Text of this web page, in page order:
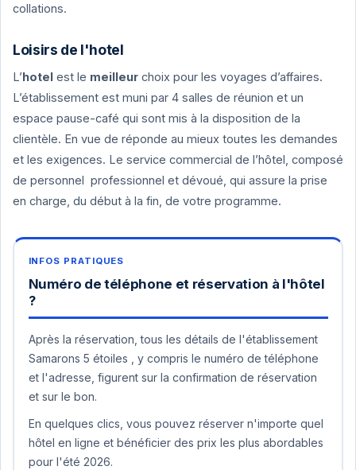
collations.
Loisirs de l'hotel
L’hotel est le meilleur choix pour les voyages d’affaires.
L’établissement est muni par 4 salles de réunion et un
espace pause-café qui sont mis à la disposition de la
clientèle. En vue de réponde au mieux toutes les demandes
et les exigences. Le service commercial de l’hôtel, composé
de personnel professionnel et dévoué, qui assure la prise
en charge, du début à la fin, de votre programme.
Numéro de téléphone et réservation à l'hôtel
?
Après la réservation, tous les détails de l'établissement
Samarons 5 étoiles , y compris le numéro de téléphone
et l'adresse, figurent sur la confirmation de réservation
et sur le bon.
En quelques clics, vous pouvez réserver n'importe quel
hôtel en ligne et bénéficier des prix les plus abordables
pour l'été 2026.